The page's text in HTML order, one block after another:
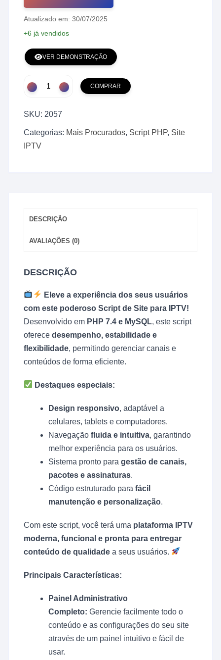
Atualizado em: 30/07/2025
+6 já vendidos
VER DEMONSTRAÇÃO
Pronto
PHP
para
100%
COMPRAR
SKU: 2057
Categorias: Mais Procurados, Script PHP, Site
IPTV
DESCRIÇÃO
AVALIAÇÕES (0)
DESCRIÇÃO
Eleve a experiência dos seus usuários
com este poderoso Script de Site para IPTV!
Desenvolvido em PHP 7.4 e MySQL, este script
oferecedesempenho, estabilidade e
flexibilidade, permitindo gerenciar canais e
conteúdos de forma eficiente.
Destaques especiais:
Design responsivo, adaptável a
celulares, tablets e computadores.
Navegaçãofluida e intuitiva, garantindo
melhor experiência para os usuários.
Sistema pronto paragestão de canais,
pacotes e assinaturas.
Código estruturado parafácil
manutenção e personalização.
Com este script, você terá uma plataforma IPTV
moderna, funcional e pronta para entregar
conteúdo de qualidade a seus usuários.
Principais Características:
Painel Administrativo
Completo: Gerencie facilmente todo o
conteúdo e as configurações do seu site
através de um painel intuitivo e fácil de
usar.